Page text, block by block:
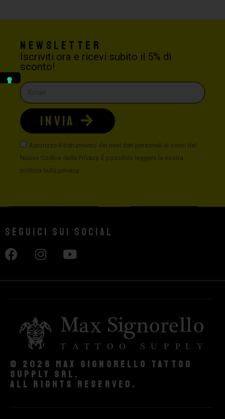
Newsletter
Iscriviti ora e ricevi subito il 5% di
sconto!
Autorizzo il trattamento dei miei dati personali ai sensi del
Nuovo Codice della Privacy. È possibile leggere la nostra
politica sulla privacy
INVIA
Seguici sui social
© 2026 Max Signorello Tattoo
supply srl.
All rights reserved.